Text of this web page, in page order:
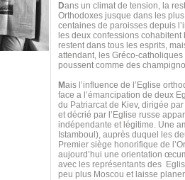
Dans un climat de tension, la
Orthodoxes jusque dans les
centaines de paroisses depuis
les deux confessions
restent dans tous les esprits,
attendant, les Gréco-
poussent comme des
Mais l’influence de l’Eglise
face a l’émancipation de deux
du Patriarcat de Kiev, dirigée
et décrié par l’Eglise russe
indépendante et légitime. Une
Istamboul), auprès duquel les
Premier siège honorifique de
aujourd’hui une orientation
avec les représentants des
peu plus Moscou et laisse